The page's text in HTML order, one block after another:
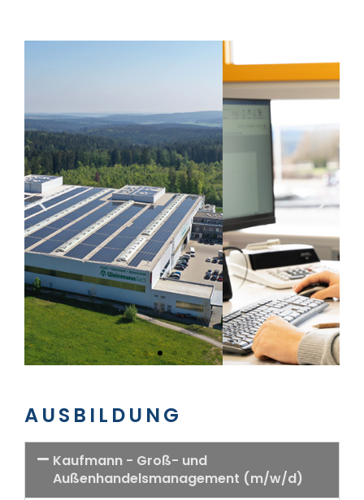
AUSBILDUNG
Kaufmann - Groß- und
Außenhandelsmanagement (m/w/d)